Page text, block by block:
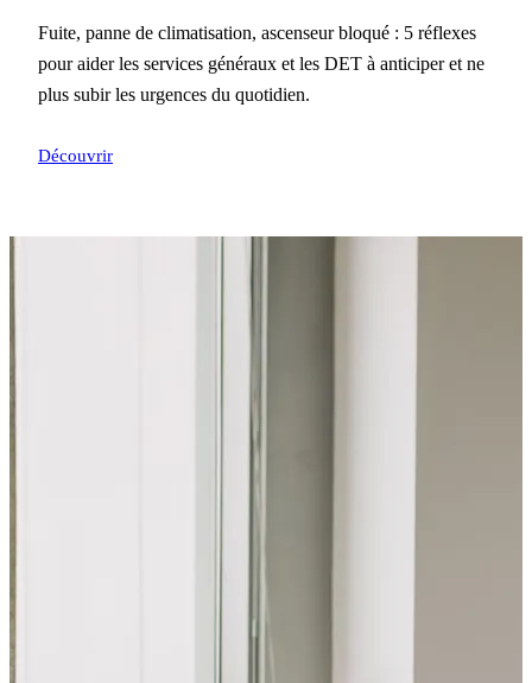
Fuite, panne de climatisation, ascenseur bloqué : 5 réflexes
pour aider les services généraux et les DET à anticiper et ne
plus subir les urgences du quotidien.
Découvrir